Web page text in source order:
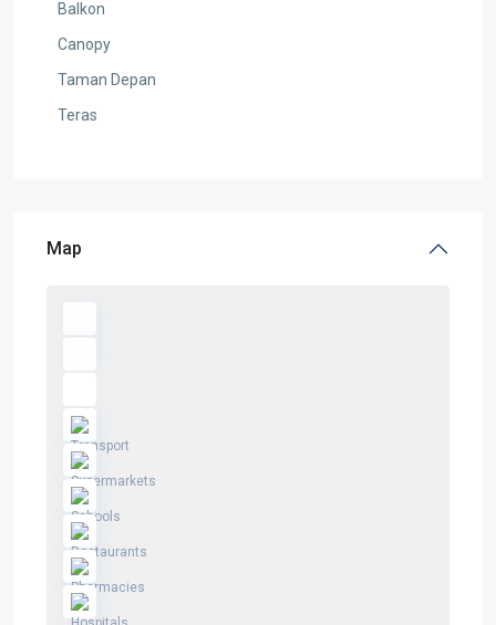
Balkon
Canopy
Taman Depan
Teras
Map